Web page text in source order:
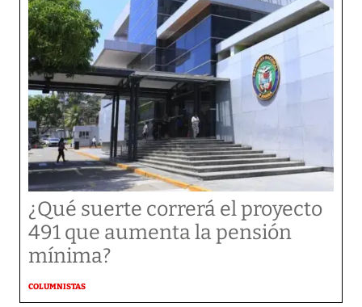
¿Qué suerte correrá el proyecto
491 que aumenta la pensión
mínima?
COLUMNISTAS